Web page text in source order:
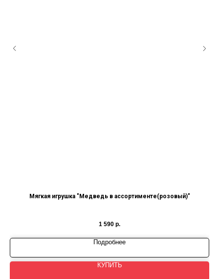
Мягкая игрушка "Медведь в ассортименте(розовый)"
1 590 р.
Подробнее
КУПИТЬ